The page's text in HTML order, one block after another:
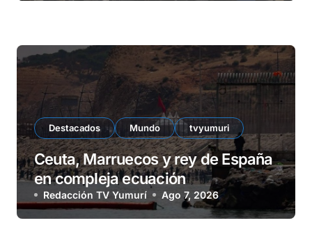
Destacados Mundo tvyumuri
Ceuta, Marruecos y rey de España
en compleja ecuación
Redacción TV Yumurí Ago 7, 2026